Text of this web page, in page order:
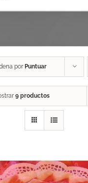
por Puntuar
9 productos